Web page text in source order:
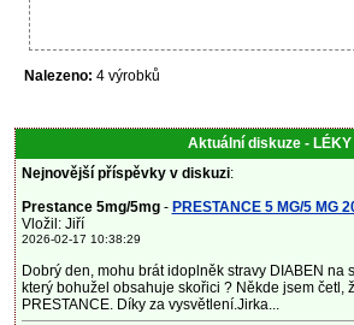
Nalezeno: 4 výrobků
Aktuální diskuze - LÉKY
Nejnovější příspěvky v diskuzi:
Prestance 5mg/5mg- PRESTANCE 5 MG/5 MG
Vložil: Jiří
2026-02-17 10:38:29
Dobrý den, mohu brát idoplněk stravy DIABEN na
který bohužel obsahuje skořici ? Někde jsem četl,
PRESTANCE. Díky za vysvětlení.Jirka...